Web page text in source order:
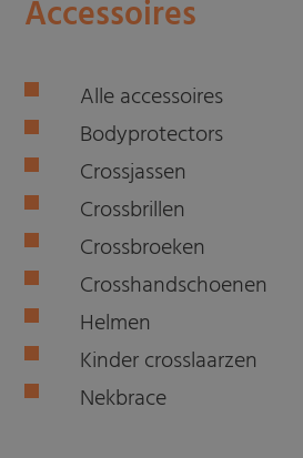
Accessoires
Alle accessoires
Bodyprotectors
Crossjassen
Crossbrillen
Crossbroeken
Crosshandschoenen
Helmen
Kinder crosslaarzen
Nekbrace